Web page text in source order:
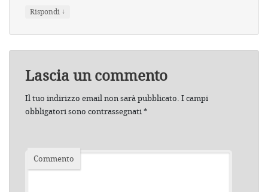
Rispondi ↓
Lascia un commento
Il tuo indirizzo email non sarà pubblicato. I campi
obbligatori sono contrassegnati*
Commento